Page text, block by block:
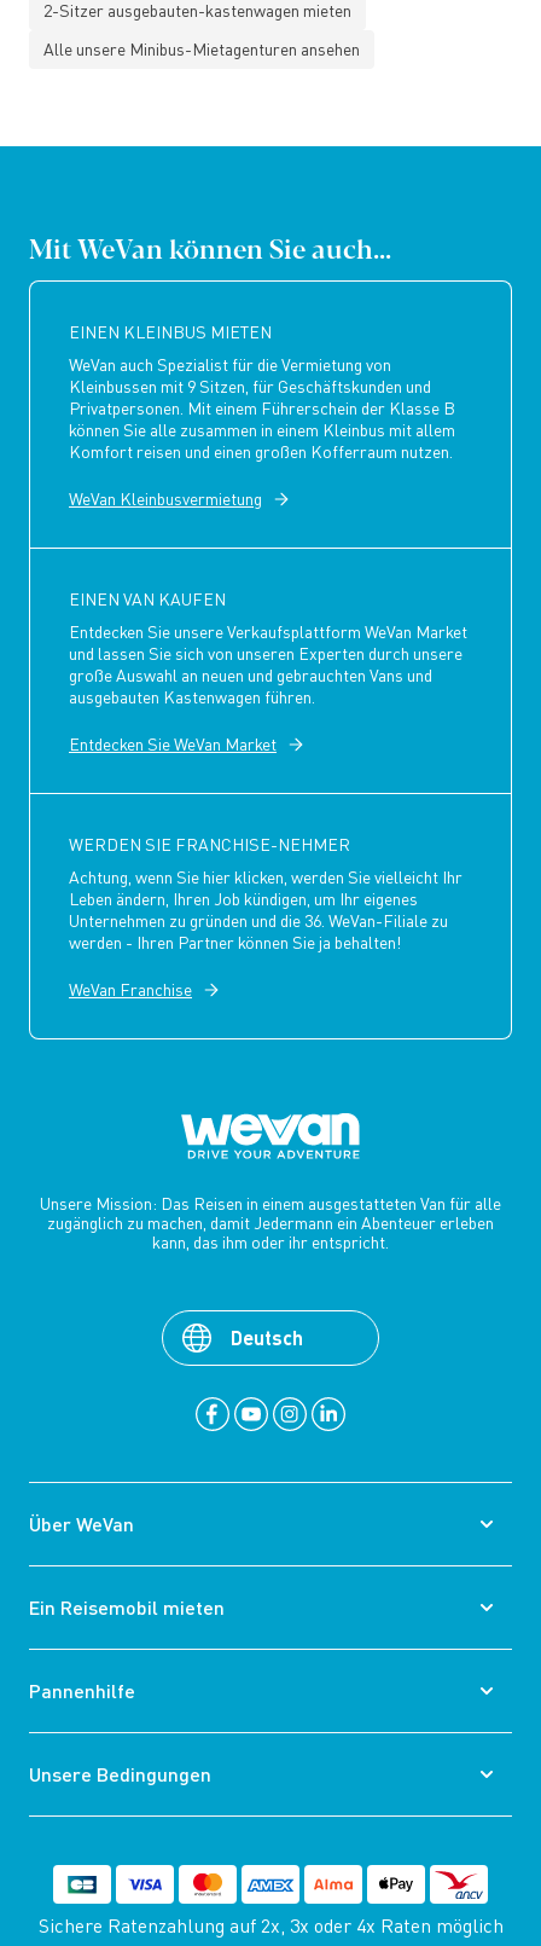
2-Sitzer ausgebauten-kastenwagen mieten
Alle unsere Minibus-Mietagenturen ansehen
Mit WeVan können Sie auch...
EINEN KLEINBUS MIETEN
WeVan auch Spezialist für die Vermietung von
Kleinbussen mit 9 Sitzen, für Geschäftskunden und
Privatpersonen. Mit einem Führerschein der Klasse B
können Sie alle zusammen in einem Kleinbus mit allem
Komfort reisen und einen großen Kofferraum nutzen.
WeVan Kleinbusvermietung
EINEN VAN KAUFEN
Entdecken Sie unsere Verkaufsplattform WeVan Market
und lassen Sie sich von unseren Experten durch unsere
große Auswahl an neuen und gebrauchten Vans und
ausgebauten Kastenwagen führen.
Entdecken Sie WeVan Market
WERDEN SIE FRANCHISE-NEHMER
Achtung, wenn Sie hier klicken, werden Sie vielleicht Ihr
Leben ändern, Ihren Job kündigen, um Ihr eigenes
Unternehmen zu gründen und die 36. WeVan-Filiale zu
werden - Ihren Partner können Sie ja behalten!
WeVan Franchise
Unsere Mission: Das Reisen in einem ausgestatteten Van für alle
zugänglich zu machen, damit Jedermann ein Abenteuer erleben
kann, das ihm oder ihr entspricht.
Über WeVan
Ein Reisemobil mieten
Pannenhilfe
Unsere Bedingungen
Deutsch
Sichere Ratenzahlung auf 2x, 3x oder 4x Raten möglich